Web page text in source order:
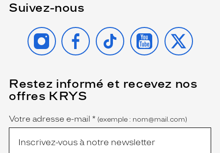
Suivez-nous
INSTAGRAMFACEBOOK
TIKTOK YOUTUBE
X
Restez informé et recevez nos
offres KRYS
Name
Votre adresse e-mail *
(Ce
champ
est
(exemple : nom@mail.com)